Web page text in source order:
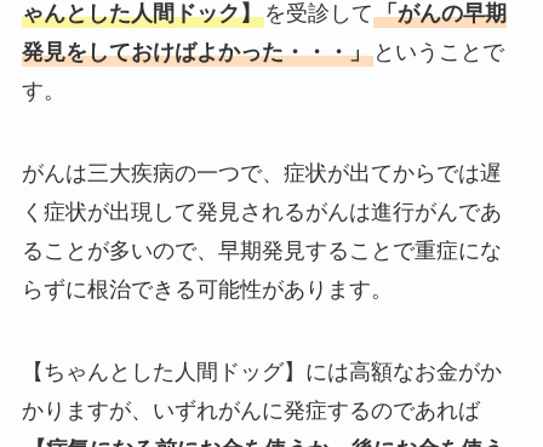
ゃんとした人間ドック】を受診して「がんの早期
発見をしておけばよかった・・・」ということで
す。
がんは三大疾病の一つで、症状が出てからでは遅
く症状が出現して発見されるがんは進行がんであ
ることが多いので、早期発見することで重症にな
らずに根治できる可能性があります。
【ちゃんとした人間ドッグ】には高額なお金がか
かりますが、いずれがんに発症するのであれば